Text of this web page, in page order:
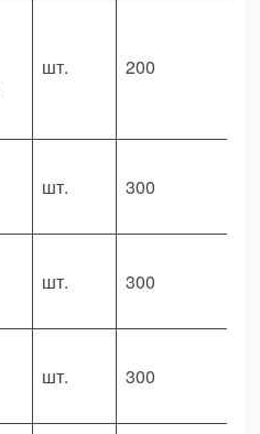
шт. 200
шт. 300
шт. 300
шт. 300